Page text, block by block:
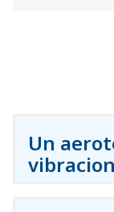
Un